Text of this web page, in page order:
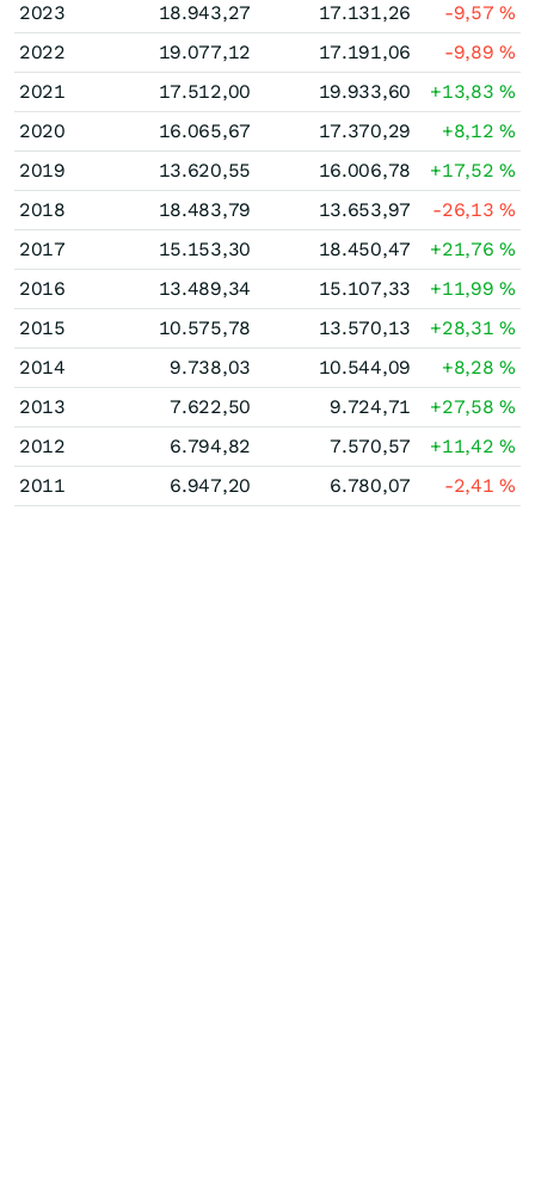
2023
18.943,27 17.131,26 -9,57%
2022
19.077,12 17.191,06 -9,89%
2021
17.512,00 19.933,60 +13,83%
2020
16.065,67 17.370,29 +8,12%
2019
13.620,55 16.006,78 +17,52%
2018
18.483,79 13.653,97 -26,13%
2017
15.153,30 18.450,47 +21,76%
2016
13.489,34 15.107,33 +11,99%
2015
10.575,78 13.570,13 +28,31%
2014
9.738,03 10.544,09 +8,28%
2013
7.622,50 9.724,71 +27,58%
2012
6.794,82 7.570,57 +11,42%
2011
6.947,20 6.780,07 -2,41%